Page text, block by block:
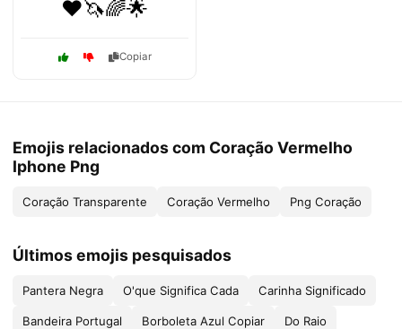
❤️🦄🌈🌟
Copiar
Emojis relacionados com Coração Vermelho
Iphone Png
Coração Transparente Coração Vermelho Png Coração
Últimos emojis pesquisados
Pantera Negra O'que Significa Cada Carinha Significado
Bandeira Portugal Borboleta Azul Copiar Do Raio